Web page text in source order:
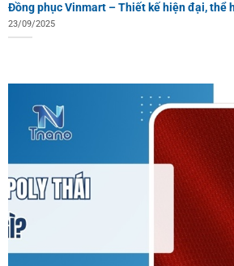
Đồng phục Vinmart – Thiết kế hiện đại, thể
23/09/2025